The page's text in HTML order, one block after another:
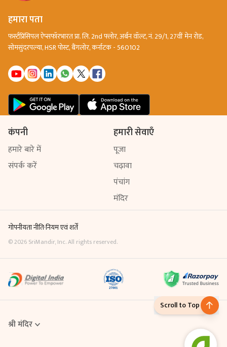
हमारा पता
फर्स्टप्रिंसिपल ऐप्सफॉरभारत प्रा. लि. 2nd फ्लोर, अर्बन वॉल्ट, नं. 29/1, 27वीं मेन रोड,
सोमसुंदरपल्या, HSR पोस्ट, बैंगलोर, कर्नाटक - 560102
कंपनी
हमारे बारे में
संपर्क करें
हमारी सेवाएँ
पूजा
चढ़ावा
पंचांग
मंदिर
गोपनीयता नीति·नियम एवं शर्तें
©2026 SriMandir, Inc. All rights reserved.
श्री मंदिर
Online Puja एक डिजिटल सेवा है, जिसके माध्यम से आप घर बैठे ही मंदिर में विधि-
Scroll to Top